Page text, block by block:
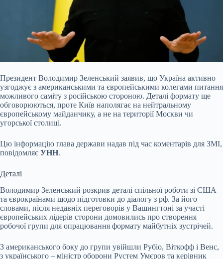
Президент Володимир Зеленський заявив, що Україна активно
узгоджує з американськими та європейськими колегами питання
можливого саміту з російською стороною. Деталі формату ще
обговорюються, проте Київ наполягає на нейтральному
європейському майданчику, а не на території Москви чи
угорської столиці.
Цю інформацію глава держави надав під час коментарів для ЗМІ,
повідомляє УНН.
Деталі
Володимир Зеленський розкрив деталі спільної роботи зі США
та єврокраїнами щодо підготовки до діалогу з рф. За його
словами, після недавніх переговорів у Вашингтоні за участі
європейських лідерів сторони домовились про створення
робочої групи для опрацювання формату майбутніх зустрічей.
З американського боку до групи увійшли Рубіо, Віткофф і Венс,
з українського – міністр оборони Рустем Умєров та керівник